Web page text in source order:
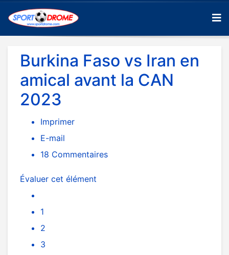
Burkina Faso vs Iran en
amical avant la CAN
2023
Imprimer
E-mail
18 Commentaires
Évaluer cet élément
1
2
3